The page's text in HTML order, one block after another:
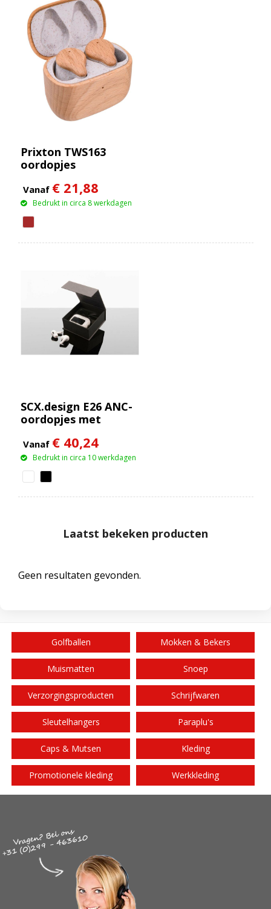
Prixton TWS163
oordopjes
Vanaf € 21,88
Bedrukt in circa 8 werkdagen
SCX.design E26 ANC-
oordopjes met
interactief
touchscreen
Vanaf € 40,24
Bedrukt in circa 10 werkdagen
Laatst bekeken producten
Geen resultaten gevonden.
Golfballen Mokken & Bekers
Muismatten Snoep
Verzorgingsproducten Schrijfwaren
Sleutelhangers Paraplu's
Caps & Mutsen Kleding
Promotionele kleding Werkkleding